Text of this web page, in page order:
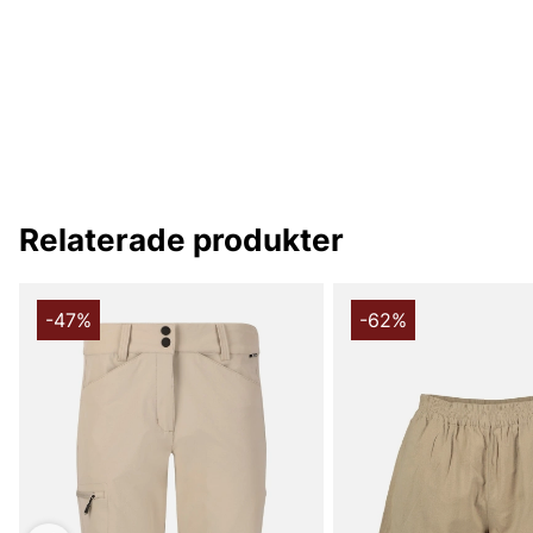
Relaterade produkter
-47% -62%